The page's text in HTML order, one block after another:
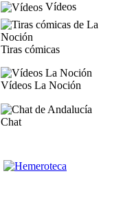
Vídeos
Tiras cómicas
Vídeos La Noción
Chat